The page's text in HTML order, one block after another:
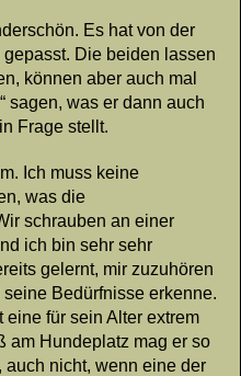
Es hat von der
Die beiden lassen
können aber auch mal
sagen, was er dann auch
Frage stellt.
Ich muss keine
was die
schrauben an einer
ich bin sehr sehr
gelernt, mir zuzuhören
Bedürfnisse erkenne.
eine für sein Alter extrem
am Hundeplatz mag er so
nicht, wenn eine der